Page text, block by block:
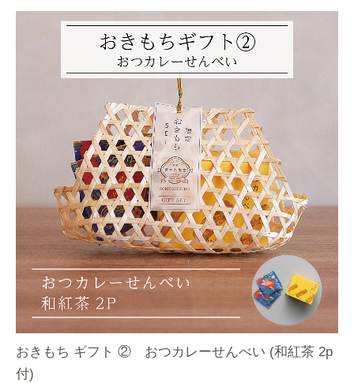
おきもち ギフト ② おつカレーせんべい (和紅茶 2p
付)